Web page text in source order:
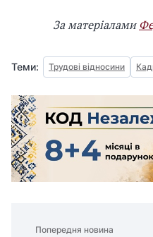
За матеріалами
Теми: Трудові відносини
Попередня новина